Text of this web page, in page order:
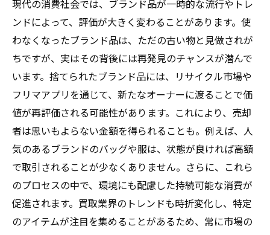
現代の消費社会では、ブランド品が一時的な流行やトレ
ンドによって、評価が大きく変わることがあります。使
わなくなったブランド品は、ただの古い物と見做されが
ちですが、実はその背後には再発見のチャンスが潜んで
います。捨てられたブランド品には、リサイクル市場や
フリマアプリを通じて、新たなオーナーに渡ることで価
値が再評価される可能性があります。これにより、売却
者は思いもよらない金額を得られることも。例えば、人
気のあるブランドのバッグや服は、状態が良ければ高額
で取引されることが少なくありません。さらに、これら
のプロセスの中で、環境にも配慮した持続可能な消費が
促進されます。買取業界のトレンドも時折変化し、特定
のアイテムが注目を集めることがあるため、常に市場の